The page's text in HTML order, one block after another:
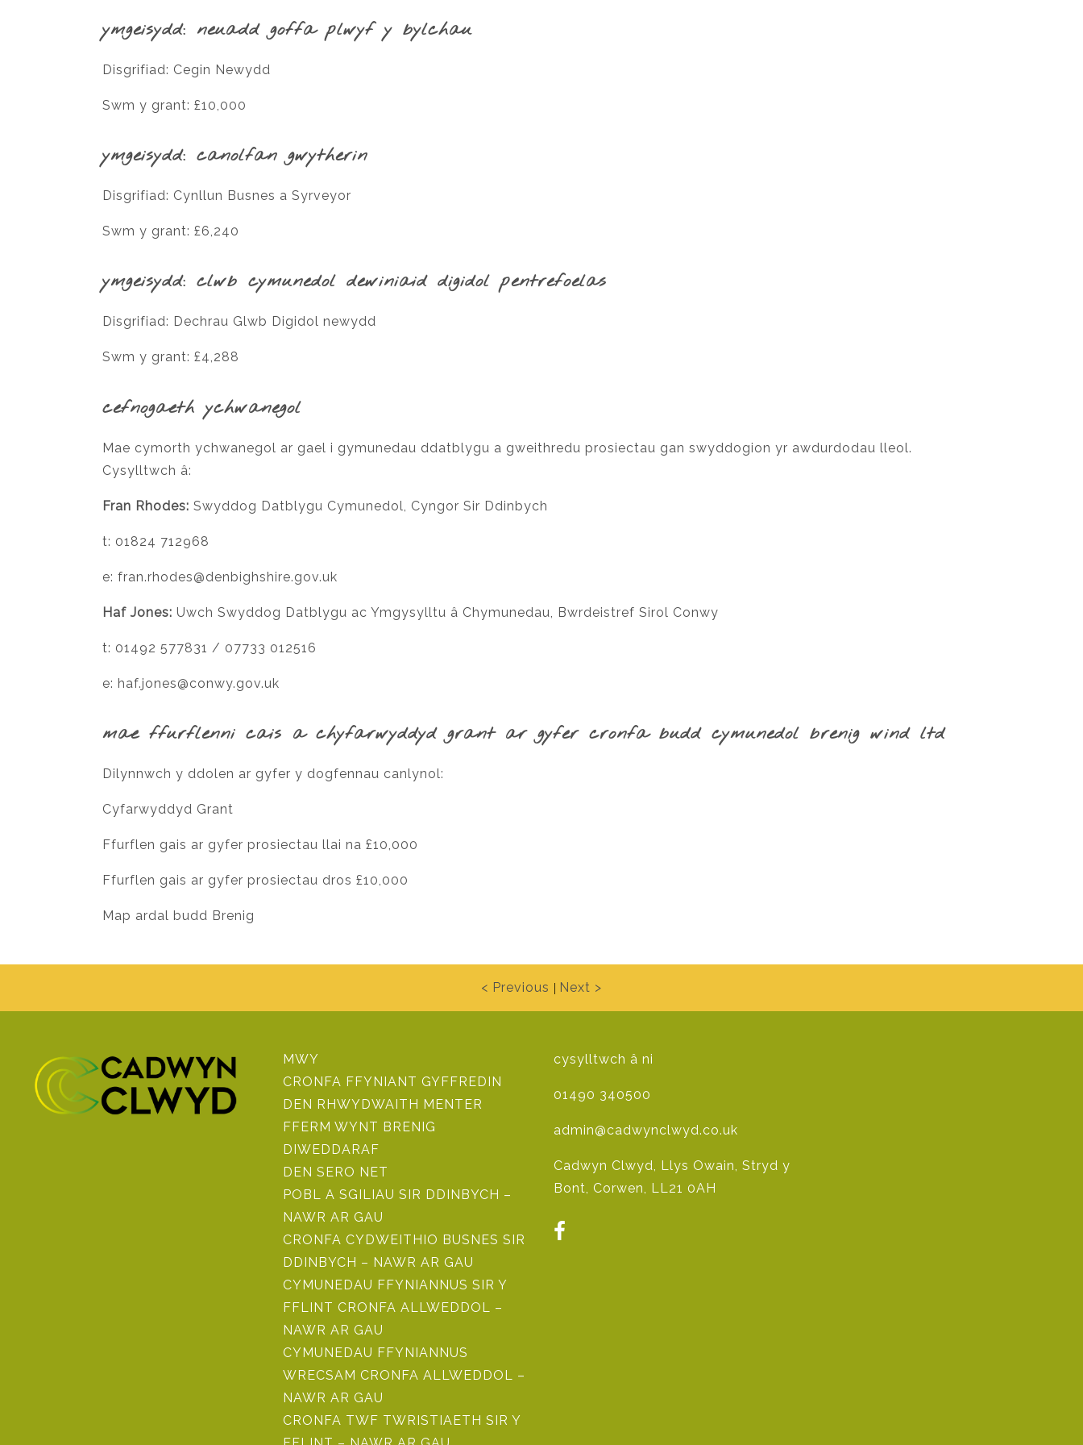
ymgeisydd: neuadd goffa plwyf y bylchau
Disgrifiad: Cegin Newydd
Swm y grant: £10,000
ymgeisydd: canolfan gwytherin
Disgrifiad: Cynllun Busnes a Syrveyor
Swm y grant: £6,240
ymgeisydd: clwb cymunedol dewiniaid digidol pentrefoelas
Disgrifiad: Dechrau Glwb Digidol newydd
Swm y grant: £4,288
cefnogaeth ychwanegol
Mae cymorth ychwanegol ar gael i gymunedau ddatblygu a gweithredu prosiectau gan swyddogion yr awdurdodau lleol.
Cysylltwch â:
Fran Rhodes: Swyddog Datblygu Cymunedol, Cyngor Sir Ddinbych
t: 01824 712968
e: fran.rhodes@denbighshire.gov.uk
Haf Jones: Uwch Swyddog Datblygu ac Ymgysylltu â Chymunedau, Bwrdeistref Sirol Conwy
t: 01492 577831 / 07733 012516
e: haf.jones@conwy.gov.uk
mae ffurflenni cais a chyfarwyddyd grant ar gyfer cronfa budd cymunedol brenig wind ltd
Dilynnwch y ddolen ar gyfer y dogfennau canlynol:
Cyfarwyddyd Grant
Ffurflen gais ar gyfer prosiectau llai na £10,000
Ffurflen gais ar gyfer prosiectau dros £10,000
Map ardal budd Brenig
< Previous | Next >
MWY
CRONFA FFYNIANT GYFFREDIN
DEN RHWYDWAITH MENTER
FFERM WYNT BRENIG
DIWEDDARAF
DEN SERO NET
POBL A SGILIAU SIR DDINBYCH –
NAWR AR GAU
CRONFA CYDWEITHIO BUSNES SIR
DDINBYCH – NAWR AR GAU
CYMUNEDAU FFYNIANNUS SIR Y
FFLINT CRONFA ALLWEDDOL –
NAWR AR GAU
CYMUNEDAU FFYNIANNUS
WRECSAM CRONFA ALLWEDDOL –
NAWR AR GAU
CRONFA TWF TWRISTIAETH SIR Y
cysylltwch â ni
01490 340500
admin@cadwynclwyd.co.uk
Cadwyn Clwyd, Llys Owain, Stryd y
Bont, Corwen, LL21 0AH